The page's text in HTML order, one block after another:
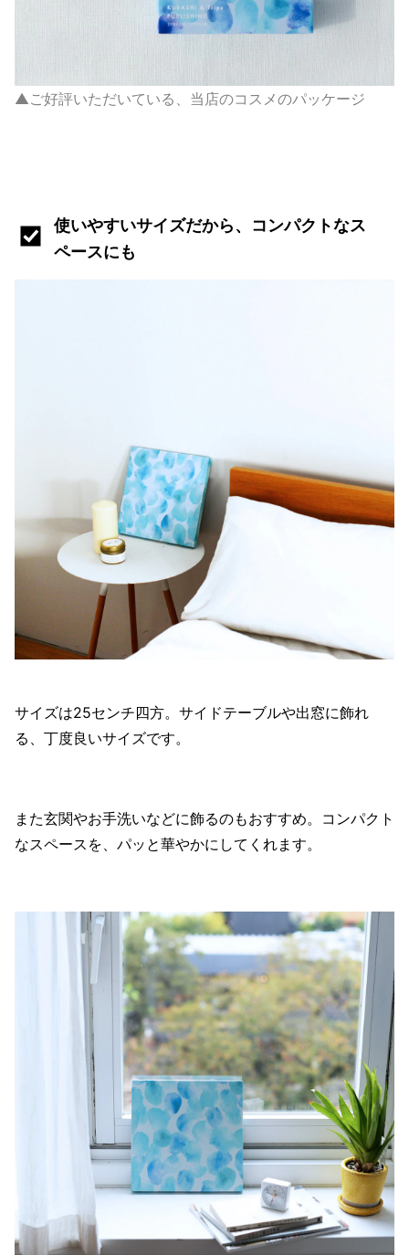
▲ご好評いただいている、当店のコスメのパッケージ
使いやすいサイズだから、コンパクトなス
ペースにも
サイズは25センチ四方。サイドテーブルや出窓に飾れ
る、丁度良いサイズです。
また玄関やお手洗いなどに飾るのもおすすめ。コンパクト
なスペースを、パッと華やかにしてくれます。